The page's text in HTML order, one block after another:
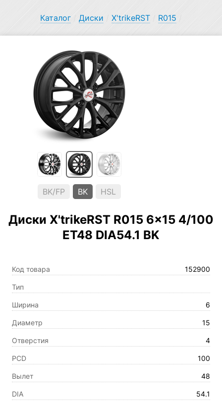
Каталог Диски X'trikeRST R015
BK/FP BK HSL
Диски X'trikeRST R015 6×15 4/100
ET48 DIA54.1 BK
Код товара 152900
Тип
Ширина 6
Диаметр 15
Отверстия 4
PCD 100
Вылет 48
DIA 54.1